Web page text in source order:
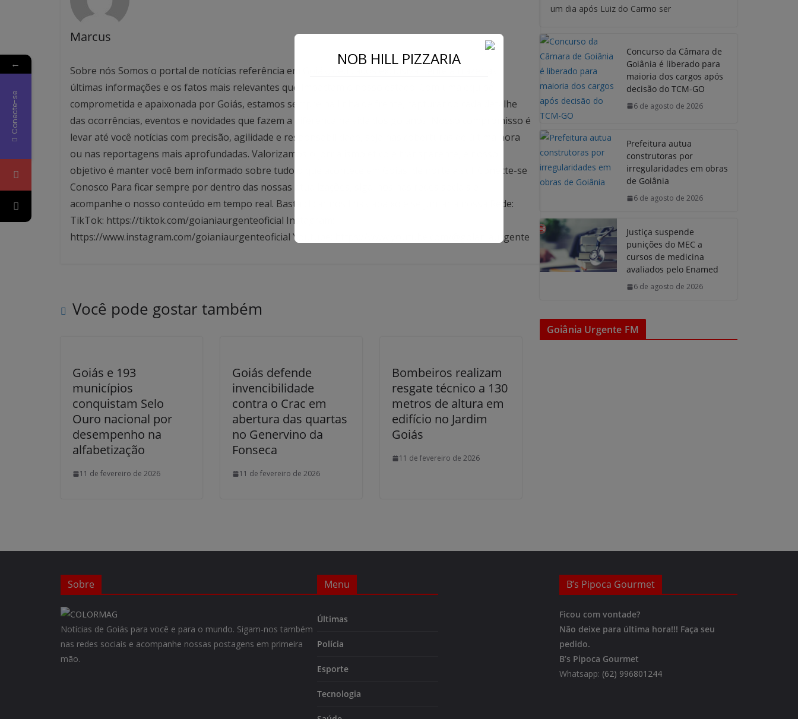
Marcus
Sobre nós Somos o portal de notícias referência em Goiás, dedicados exclusivamente a trazer as
últimas informações e os fatos mais relevantes que impactam o nosso estado. Com uma equipe
comprometida e apaixonada por Goiás, estamos sempre na linha de frente, capturando cada detalhe
das ocorrências, eventos e novidades que fazem a diferença na vida dos goianos. Nosso compromisso é
levar até você notícias com precisão, agilidade e responsabilidade, seja nas coberturas de última hora
ou nas reportagens mais aprofundadas. Valorizamos o jornalismo ético e transparente, e nosso
objetivo é manter você bem informado sobre tudo o que acontece em Goiás, de norte a sul. Conecte-se
Conosco Para ficar sempre por dentro das nossas atualizações, siga-nos nas redes sociais e
acompanhe o nosso conteúdo em tempo real. Basta clicar nos links abaixo e se juntar à nossa Rede:
TikTok: https://tiktok.com/goianiaurgenteoficial Instagram:
https://www.instagram.com/goianiaurgenteoficial Youtube: https://www.youtube.com/@goianiaurgente
Você pode gostar também
Goiás e 193
municípios
conquistam Selo
Ouro nacional por
desempenho na
alfabetização
11 de fevereiro de 2026
Goiás defende
invencibilidade
contra o Crac em
abertura das quartas
no Genervino da
Fonseca
11 de fevereiro de 2026
Bombeiros realizam
resgate técnico a 130
metros de altura em
edifício no Jardim
Goiás
11 de fevereiro de 2026
um dia após Luiz do Carmo ser
Concurso da Câmara de
Goiânia é liberado para
maioria dos cargos após
decisão do TCM-GO
6 de agosto de 2026
Prefeitura autua
construtoras por
irregularidades em obras
de Goiânia
6 de agosto de 2026
Justiça suspende
punições do MEC a
cursos de medicina
avaliados pelo Enamed
6 de agosto de 2026
Goiânia Urgente FM
Sobre
Notícias de Goiás para você e para o mundo. Sigam-nos também
nas redes sociais e acompanhe nossas postagens em primeira
mão.
Menu
Últimas
Polícia
Esporte
Tecnologia
B’s Pipoca Gourmet
Ficou com vontade?
Não deixe para última hora!!! Faça seu
pedido.
B’s Pipoca Gourmet
Whatsapp: (62) 996801244
←
Conecte-se
NOB HILL PIZZARIA